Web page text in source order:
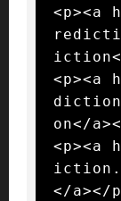
<p><a
on</
<p><a
</a></